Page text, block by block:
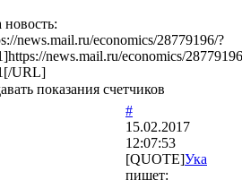
news.mail.ru/economics/28779196/?
news.mail.ru/economics/
URL]
показания счетчиков
#
15.02.2017
12:07:53
[QUOTE]Ука
пишет: